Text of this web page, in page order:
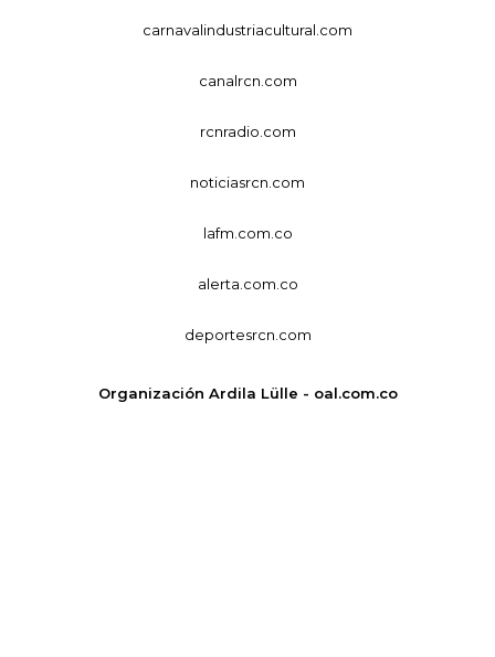
carnavalindustriacultural.com
canalrcn.com
rcnradio.com
noticiasrcn.com
lafm.com.co
alerta.com.co
deportesrcn.com
Organización Ardila Lülle - oal.com.co